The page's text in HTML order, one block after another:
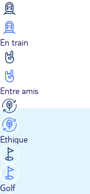
En train
Entre amis
Ethique
Golf